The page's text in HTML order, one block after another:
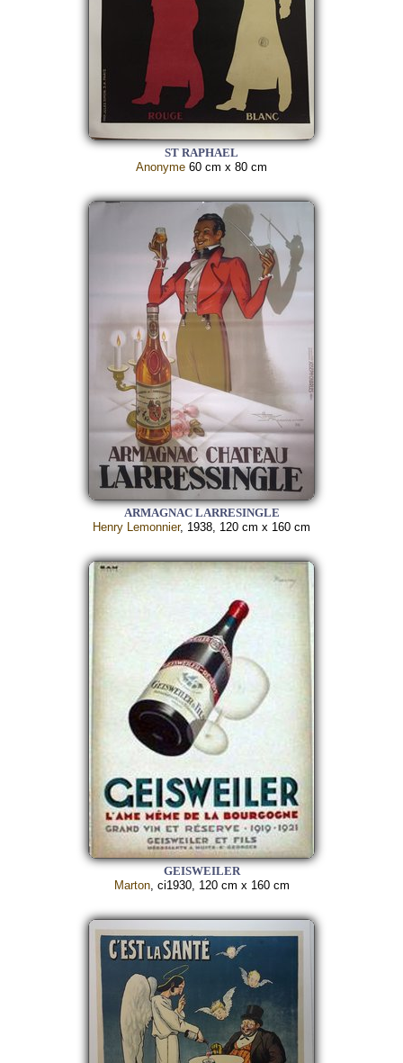
ST RAPHAEL
Anonyme 60 cm x 80 cm
ARMAGNAC LARRESINGLE
Henry Lemonnier, 1938, 120 cm x 160 cm
GEISWEILER
Marton, ci1930, 120 cm x 160 cm